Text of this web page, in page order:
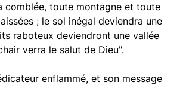
comblée, toute montagne et toute
; le sol inégal deviendra une
raboteux deviendront une vallée
verra le salut de Dieu".
enflammé, et son message